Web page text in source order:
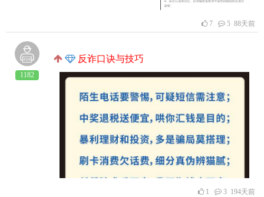
7 5 88天前
1182
反诈口诀与技巧
1 3 194天前